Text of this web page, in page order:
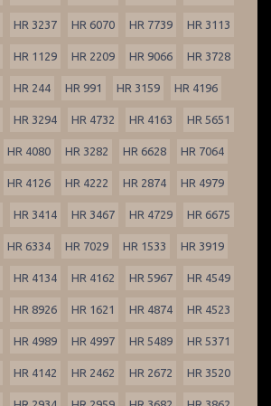
HR 3237 HR 6070 HR 7739 HR 3113
HR 1129 HR 2209 HR 9066 HR 3728
HR 244 HR 991 HR 3159 HR 4196
HR 3294 HR 4732 HR 4163 HR 5651
HR 4080 HR 3282 HR 6628 HR 7064
HR 4126 HR 4222 HR 2874 HR 4979
HR 3414 HR 3467 HR 4729 HR 6675
HR 6334 HR 7029 HR 1533 HR 3919
HR 4134 HR 4162 HR 5967 HR 4549
HR 8926 HR 1621 HR 4874 HR 4523
HR 4989 HR 4997 HR 5489 HR 5371
HR 4142 HR 2462 HR 2672 HR 3520